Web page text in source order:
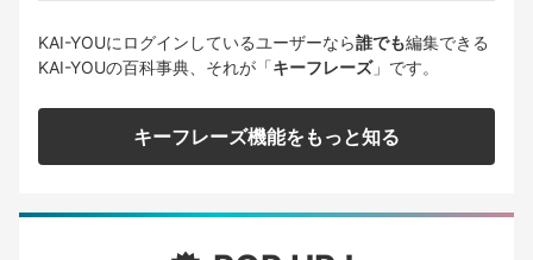
KAI-YOUにログインしているユーザーなら誰でも編集できる
KAI-YOUの百科事典、それが「キーフレーズ」です。
キーフレーズ機能をもっと知る